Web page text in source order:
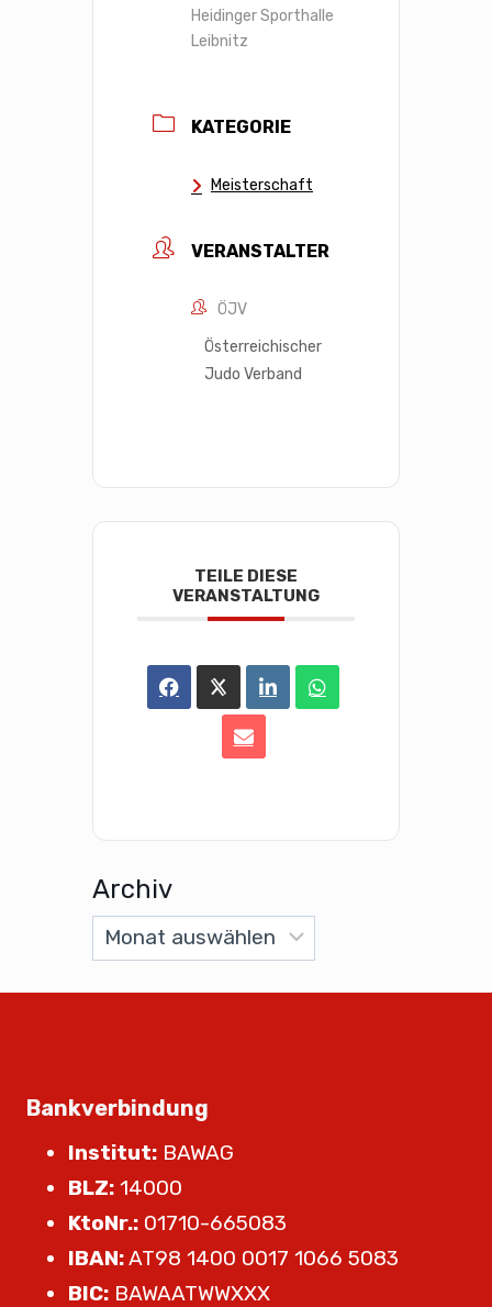
Heidinger Sporthalle
Leibnitz
KATEGORIE
Meisterschaft
VERANSTALTER
ÖJV
Österreichischer
Judo Verband
TEILE DIESE
VERANSTALTUNG
Archiv
Bankverbindung
Institut: BAWAG
BLZ: 14000
KtoNr.: 01710-665083
IBAN:AT98 1400 0017 1066 5083
BIC: BAWAATWWXXX